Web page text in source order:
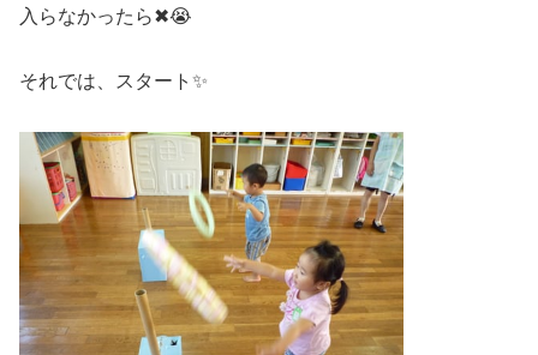
入らなかったら✖😭
それでは、スタート✨